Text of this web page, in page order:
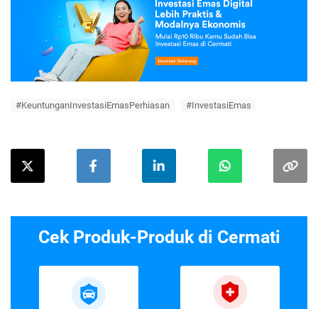
#KeuntunganInvestasiEmasPerhiasan #InvestasiEmas
Cek Produk-Produk di Cermati